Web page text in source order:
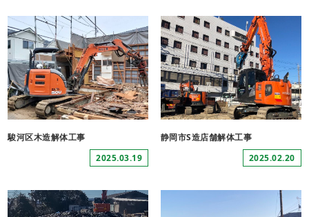
駿河区木造解体工事
2025.03.19
静岡市S造店舗解体工事
2025.02.20